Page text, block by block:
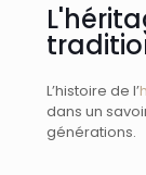
L’histoire de l’
dans un
générations.